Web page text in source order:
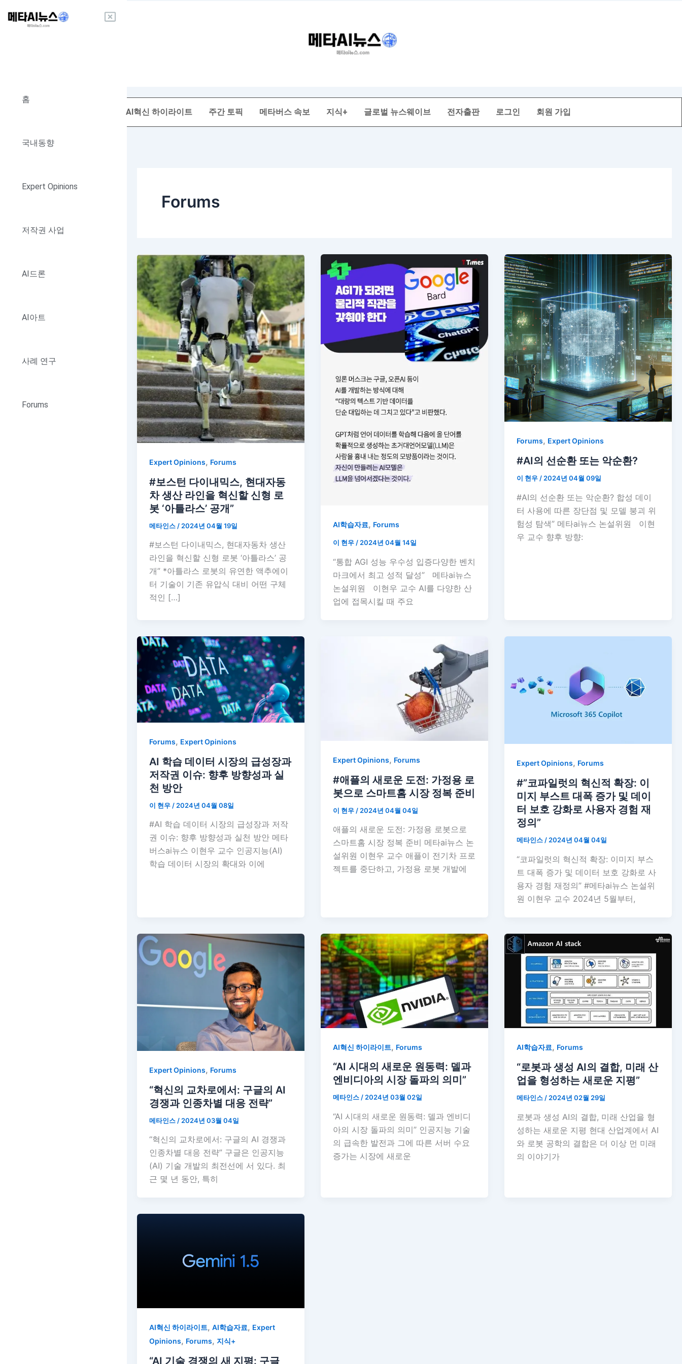
홈
국내동향
Expert Opinions
저작권 사업
AI드론
AI아트
사례 연구
Forums
AI혁신 하이라이트 주간 토픽 메타버스 속보 지식+ 글로벌 뉴스웨이브 전자출판 로그인 회원 가입
Forums
Expert Opinions, Forums
#보스턴 다이내믹스, 현대자동
차 생산 라인을 혁신할 신형 로
봇 ‘아틀라스’ 공개”
메타인스 / 2024년 04월 19일
#보스턴 다이내믹스, 현대자동차 생산
라인을 혁신할 신형 로봇 ‘아틀라스’ 공
개” *아틀라스 로봇의 유연한 액추에이
터 기술이 기존 유압식 대비 어떤 구체
적인 […]
AI학습자료, Forums
이 현우/2024년 04월 14일
“통합 AGI 성능 우수성 입증다양한 벤치
마크에서 최고 성적 달성” 메타ai뉴스
논설위원 이현우 교수 AI를 다양한 산
업에 접목시킬 때 주요
Forums, Expert Opinions
#AI의 선순환 또는 악순환?
이 현우/2024년 04월 09일
#AI의 선순환 또는 악순환? 합성 데이
터 사용에 따른 장단점 및 모델 붕괴 위
험성 탐색” 메타ai뉴스 논설위원 이현
우 교수 향후 방향:
Forums, Expert Opinions
AI 학습 데이터 시장의 급성장과
저작권 이슈: 향후 방향성과 실
천 방안
이 현우 / 2024년 04월 08일
#AI 학습 데이터 시장의 급성장과 저작
권 이슈: 향후 방향성과 실천 방안 메타
버스ai뉴스 이현우 교수 인공지능(AI)
학습 데이터 시장의 확대와 이에
Expert Opinions, Forums
#애플의 새로운 도전: 가정용 로
봇으로 스마트홈 시장 정복 준비
이 현우 / 2024년 04월 04일
애플의 새로운 도전: 가정용 로봇으로
스마트홈 시장 정복 준비 메타ai뉴스 논
설위원 이현우 교수 애플이 전기차 프로
젝트를 중단하고, 가정용 로봇 개발에
Expert Opinions, Forums
#”코파일럿의 혁신적 확장: 이
미지 부스트 대폭 증가 및 데이
터 보호 강화로 사용자 경험 재
정의”
메타인스/2024년 04월 04일
“코파일럿의 혁신적 확장: 이미지 부스
트 대폭 증가 및 데이터 보호 강화로 사
용자 경험 재정의” #메타ai뉴스 논설위
원 이현우 교수 2024년 5월부터,
Expert Opinions, Forums
“혁신의 교차로에서: 구글의 AI
경쟁과 인종차별 대응 전략”
메타인스 / 2024년 03월 04일
“혁신의 교차로에서: 구글의 AI 경쟁과
인종차별 대응 전략” 구글은 인공지능
(AI) 기술 개발의 최전선에 서 있다. 최
근 몇 년 동안, 특히
AI혁신 하이라이트, Forums
“AI 시대의 새로운 원동력: 델과
엔비디아의 시장 돌파의 의미”
메타인스/2024년 03월 02일
“AI 시대의 새로운 원동력: 델과 엔비디
아의 시장 돌파의 의미” 인공지능 기술
의 급속한 발전과 그에 따른 서버 수요
증가는 시장에 새로운
AI학습자료, Forums
“로봇과 생성 AI의 결합, 미래 산
업을 형성하는 새로운 지평”
메타인스 / 2024년 02월 29일
로봇과 생성 AI의 결합, 미래 산업을 형
성하는 새로운 지평 현대 산업계에서 AI
와 로봇 공학의 결합은 더 이상 먼 미래
의 이야기가
AI혁신 하이라이트, AI학습자료, Expert
Opinions, Forums, 지식+
“AI 기술 경쟁의 새 지평: 구글